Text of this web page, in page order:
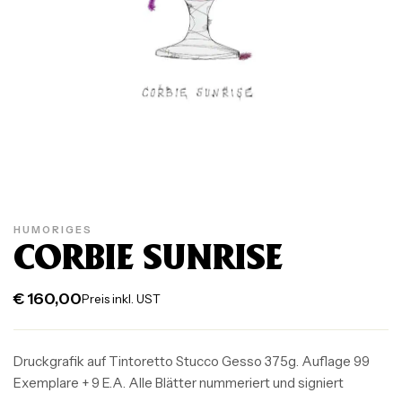
HUMORIGES
CORBIE SUNRISE
€160,00Preis inkl. UST
Druckgrafik auf Tintoretto Stucco Gesso 375g. Auflage 99
Exemplare + 9 E.A. Alle Blätter nummeriert und signiert